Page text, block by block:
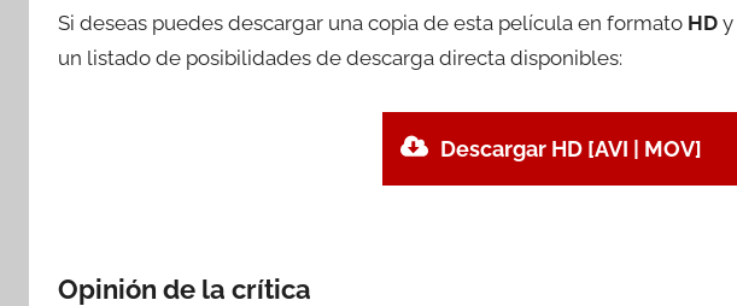
Si deseas puedes descargar una copia de esta película en formato HD y
un listado de posibilidades de descarga directa disponibles:
Descargar HD [AVI | MOV]
Opinión de la crítica